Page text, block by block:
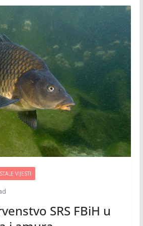
VIJESTI
SRS FBiH u